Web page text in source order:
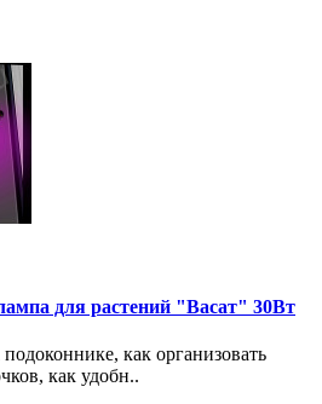
для растений "Васат" 30Вт
как организовать
как удобн..